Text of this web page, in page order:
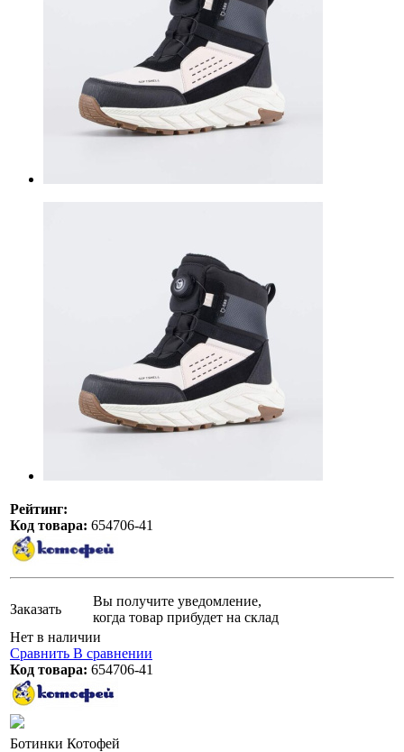
Рейтинг:
Код товара: 654706-41
Заказать
Вы получите уведомление,
когда товар прибудет на склад
Нет в наличии
Сравнить В сравнении
Код товара: 654706-41
Ботинки Котофей